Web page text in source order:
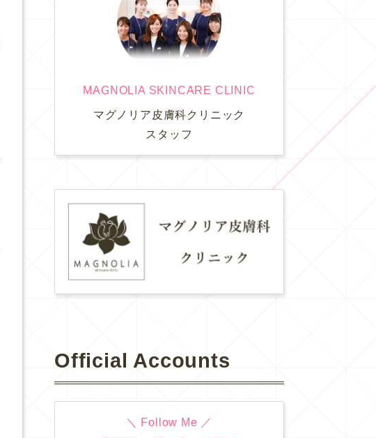
MAGNOLIA SKINCARE CLINIC
マグノリア皮膚科クリニック
スタッフ
Official Accounts
＼ Follow Me ／